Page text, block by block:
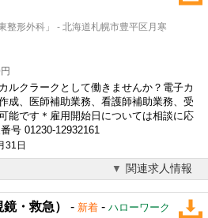
形外科」 - 北海道札幌市豊平区月寒
ルクラークとして働きませんか？ 電子カ
成、医師補助業務、看護師補助業務、受
能です＊雇用開始日については相談に応
号 01230-12932161
31日
関連求人情報
・救急） - 新着 - ハローワーク